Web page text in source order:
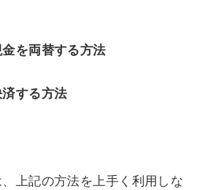
金を両替する方法
済する方法
上記の方法を上手く利用しな